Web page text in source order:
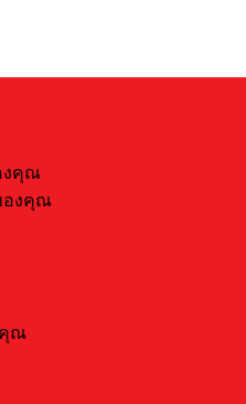
งคุณ
องคุณ
คุณ